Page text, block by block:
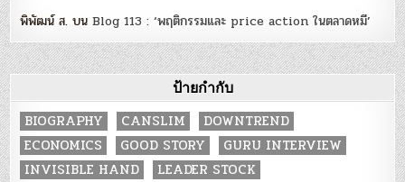
พิพัฒน์ ส. บนBlog 113 : ‘พฤติกรรมและ price action ในตลาดหมี’
ป้ายกำกับ
BIOGRAPHY CANSLIM
DOWNTREND
ECONOMICS
GOOD STORY
GURU INTERVIEW
INVISIBLE HAND
LEADER STOCK